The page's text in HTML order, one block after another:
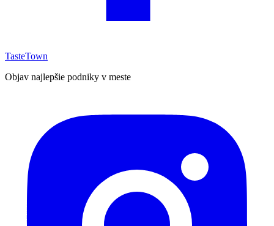
TasteTown
Objav najlepšie podniky v meste